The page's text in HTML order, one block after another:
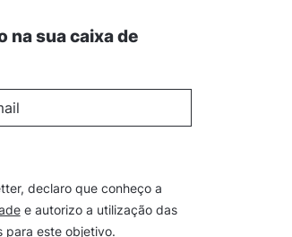
na sua caixa de
declaro que conheço a
e autorizo a utilização das
para este objetivo.